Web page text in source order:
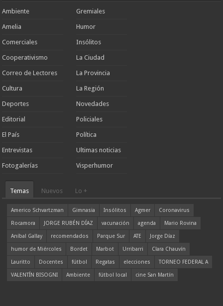
Ambiente
Amelia
Comerciales
Cooperativismo
Correo de Lectores
Cultura
Deportes
Editorial
El País
Entrevistas
Fotogalerías
Gremiales
Humor
Insólitos
La Ciudad
La Provincia
La Región
Novedades
Policiales
Política
Ultimas noticias
Visperhumor
Temas Nuevos Lo +
Americo Schvartzman Gimnasia Insólitos Agmer
Coronavirus
Rocamora
JORGE RUBÉN DÍAZ vacunación agenda
Mario Rovina
Aníbal Gallay
recomendados Parque Sur ATE
Jorge Díaz
humor de Miércoles
Bordet Marbot Urribarri
Clara Chauvín
Lauritto
Docentes fútbol Regatas elecciones
TORNEO FEDERAL A
VALENTÍN BISOGNI
Ambiente fútbol local cine San Martín